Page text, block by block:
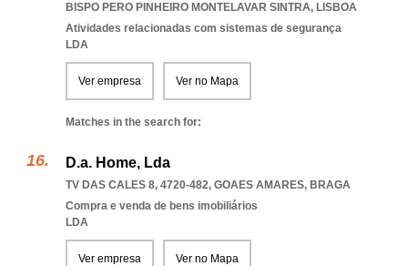
BISPO PERO PINHEIRO MONTELAVAR SINTRA, LISBOA
Atividades relacionadas com sistemas de segurança
LDA
Ver empresa Ver no Mapa
Matches in the search for:
D.a. Home, Lda
TV DAS CALES 8, 4720-482, GOAES AMARES, BRAGA
Compra e venda de bens imobiliários
LDA
Ver empresa Ver no Mapa